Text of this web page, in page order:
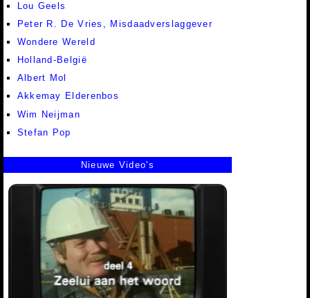
Lou Geels
Peter R. De Vries, Misdaadverslaggever
Wondere Wereld
Holland-België
Albert Mol
Akkemay Elderenbos
Wim Neijman
Stefan Pop
Nieuwe Video's